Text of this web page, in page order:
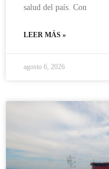
salud del país. Con
LEER MÁS »
agosto 6, 2026